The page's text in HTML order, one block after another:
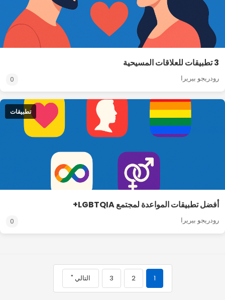
3 تطبيقات للعلاقات المسيحية
رودريجو بيريرا 0
تطبيقات
أفضل تطبيقات المواعدة لمجتمع LGBTQIA+
رودريجو بيريرا 0
1
2
3 التالي "